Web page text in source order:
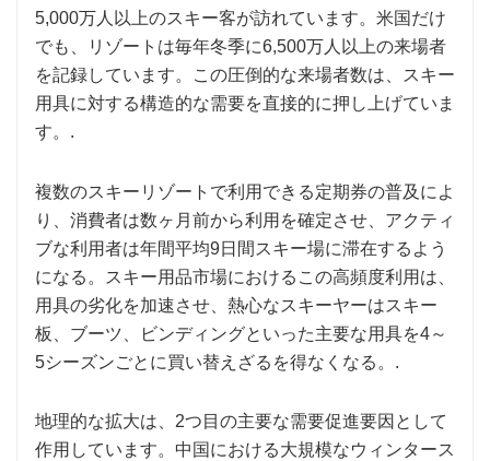
5,000万人以上のスキー客が訪れています。米国だけ
でも、リゾートは毎年冬季に6,500万人以上の来場者
を記録しています。この圧倒的な来場者数は、スキー
用具に対する構造的な需要を直接的に押し上げていま
す。.
複数のスキーリゾートで利用できる定期券の普及によ
り、消費者は数ヶ月前から利用を確定させ、アクティ
ブな利用者は年間平均9日間スキー場に滞在するよう
になる。スキー用品市場におけるこの高頻度利用は、
用具の劣化を加速させ、熱心なスキーヤーはスキー
板、ブーツ、ビンディングといった主要な用具を4～
5シーズンごとに買い替えざるを得なくなる。.
地理的な拡大は、2つ目の主要な需要促進要因として
作用しています。中国における大規模なウィンタース